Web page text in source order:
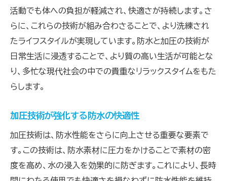
活動でも体への負担が軽減され、快適さが持続します。さ
らに、これらの技術が組み合わさることで、より洗練され
たライフスタイルが実現しています。防水と加圧の技術が
日常生活に浸透することで、より質の高い生活が可能とな
り、多忙な現代社会の中での貴重なリラックスタイムをもた
らします。
加圧技術が強化する防水の快適性
加圧技術は、防水性能をさらに向上させる重要な要素で
す。この技術は、防水素材に圧力をかけることで素材の密
度を高め、水の浸入を効果的に防ぎます。これにより、長時